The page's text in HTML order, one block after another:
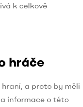
k celkově
hráče
a proto by měli
informace o této